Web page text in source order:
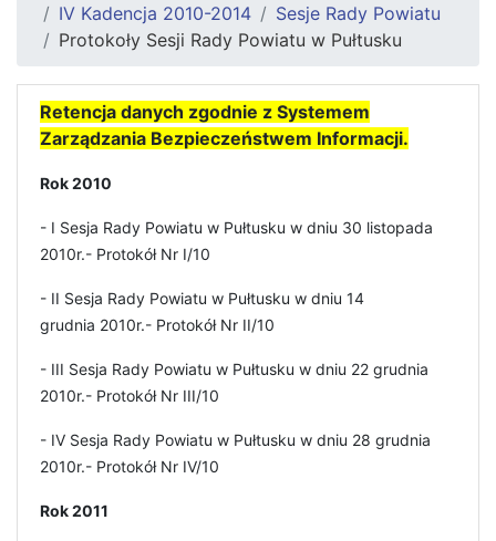
IV Kadencja 2010-2014
Sesje Rady Powiatu
Protokoły Sesji Rady Powiatu w Pułtusku
Retencja danych zgodnie z Systemem
Zarządzania Bezpieczeństwem Informacji.
Rok 2010
- I Sesja Rady Powiatu w Pułtusku w dniu 30 listopada
2010r.- Protokół Nr I/10
- II Sesja Rady Powiatu w Pułtusku w dniu 14
grudnia 2010r.- Protokół Nr II/10
- III Sesja Rady Powiatu w Pułtusku w dniu 22 grudnia
2010r.- Protokół Nr III/10
- IV Sesja Rady Powiatu w Pułtusku w dniu 28 grudnia
2010r.- Protokół Nr IV/10
Rok 2011